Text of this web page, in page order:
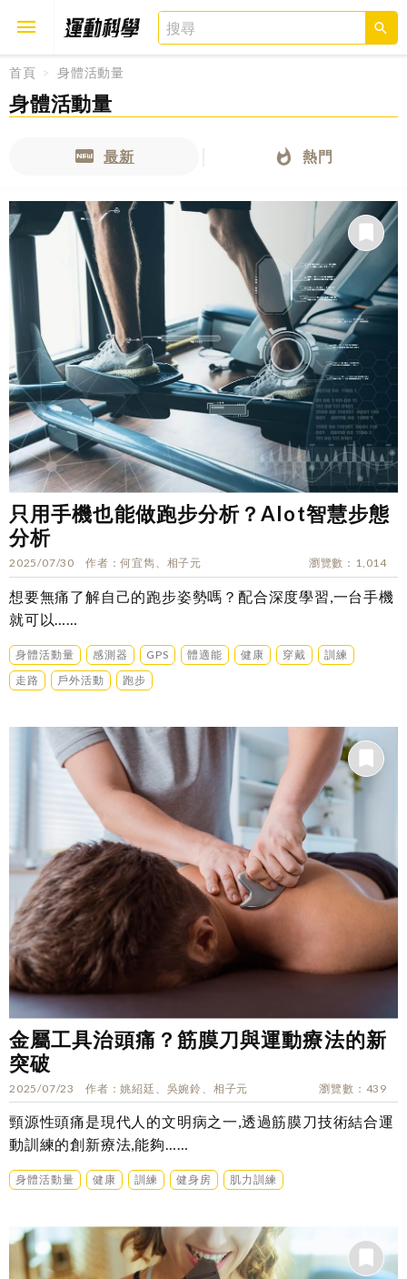
首頁 身體活動量
身體活動量
最新 熱門
只用手機也能做跑步分析？AIot智慧步態
分析
2025/07/30 作者 何宜雋、相子元 瀏覽數 1,014
想要無痛了解自己的跑步姿勢嗎？配合深度學習,一台手機
就可以……
身體活動量 感測器 GPS 體適能 健康 穿戴
訓練
走路
戶外活動 跑步
金屬工具治頭痛？筋膜刀與運動療法的新
突破
2025/07/23 作者 姚紹廷、吳婉鈴、相子元 瀏覽數 439
頸源性頭痛是現代人的文明病之一,透過筋膜刀技術結合運
動訓練的創新療法,能夠……
身體活動量 健康 訓練 健身房 肌力訓練